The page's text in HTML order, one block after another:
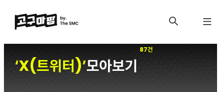
‘X(트위터)’모아보기
87건